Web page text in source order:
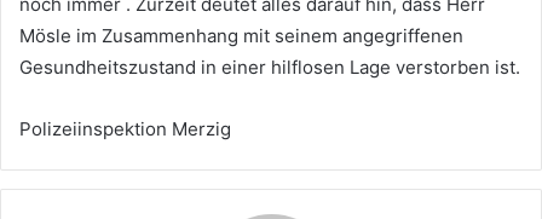
Mösle im Zusammenhang mit seinem angegriffenen
Gesundheitszustand in einer hilflosen Lage verstorben ist.
Polizeiinspektion Merzig